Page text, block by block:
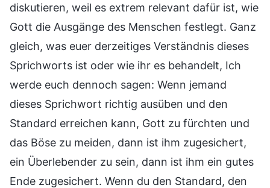
diskutieren, weil es extrem relevant dafür ist, wie
Gott die Ausgänge des Menschen festlegt. Ganz
gleich, was euer derzeitiges Verständnis dieses
Sprichworts ist oder wie ihr es behandelt, Ich
werde euch dennoch sagen: Wenn jemand
dieses Sprichwort richtig ausüben und den
Standard erreichen kann, Gott zu fürchten und
das Böse zu meiden, dann ist ihm zugesichert,
ein Überlebender zu sein, dann ist ihm ein gutes
Ende zugesichert. Wenn du den Standard, den